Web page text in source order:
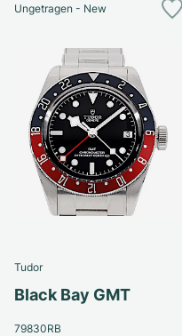
Ungetragen - New
Tudor
Black Bay GMT
79830RB